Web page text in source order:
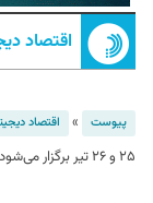
اقتصاد
پیوست » اقتصاد
۲۵ و ۲۶ تیر برگزار می‌شود